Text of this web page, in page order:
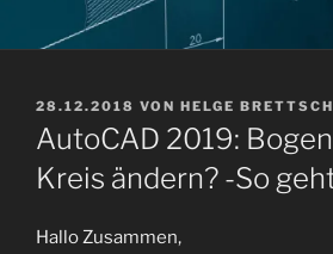
VERÖFFENTLICHT
AM
28.12.2018 VON HELGE
AutoCAD 2019:
Kreis ändern? -So
Hallo Zusammen,